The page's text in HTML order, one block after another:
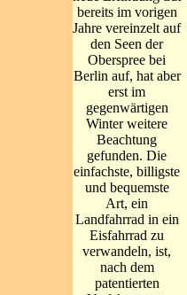
bereits im vorigen
Jahre vereinzelt auf
den Seen der
Oberspree bei
Berlin auf, hat aber
erst im
gegenwärtigen
Winter weitere
Beachtung
gefunden. Die
einfachste, billigste
und bequemste
Art, ein
Landfahrrad in ein
Eisfahrrad zu
verwandeln, ist,
nach dem
patentierten